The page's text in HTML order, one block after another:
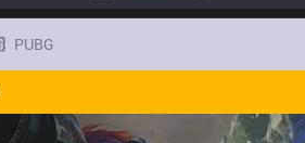
PUBG